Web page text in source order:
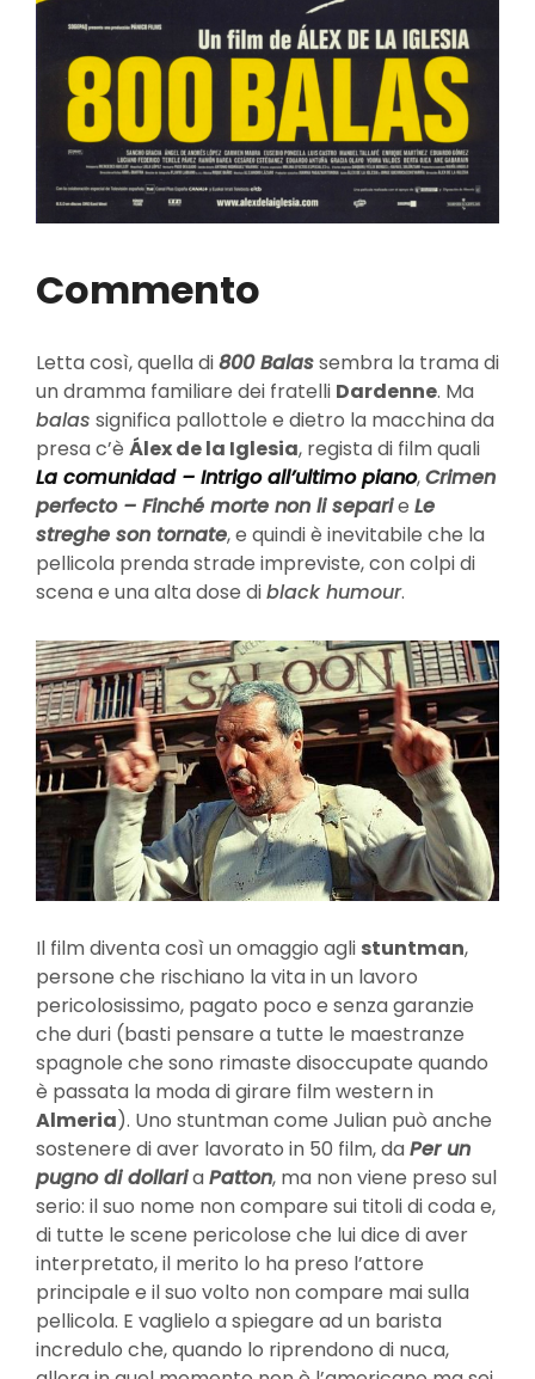
Commento
Letta così, quella di800 Balassembra la trama di
un dramma familiare dei fratelli Dardenne. Ma
balas significa pallottole e dietro la macchina da
presa c’è Álex de la Iglesia, regista di film quali
La comunidad – Intrigo all’ultimo piano,Crimen
perfecto – Finché morte non li separie Le
streghe son tornate, e quindi è inevitabile che la
pellicola prenda strade impreviste, con colpi di
scena e una alta dose diblack humour.
Il film diventa così un omaggio agli stuntman,
persone che rischiano la vita in un lavoro
pericolosissimo, pagato poco e senza garanzie
che duri (basti pensare a tutte le maestranze
spagnole che sono rimaste disoccupate quando
è passata la moda di girare film western in
Almeria). Uno stuntman come Julian può anche
sostenere di aver lavorato in 50 film, daPer un
pugno di dollariaPatton, ma non viene preso sul
serio: il suo nome non compare sui titoli di coda e,
di tutte le scene pericolose che lui dice di aver
interpretato, il merito lo ha preso l’attore
principale e il suo volto non compare mai sulla
pellicola. E vaglielo a spiegare ad un barista
incredulo che, quando lo riprendono di nuca,